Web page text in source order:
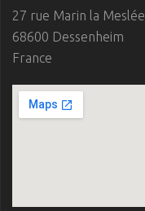
27 rue Marin la Meslée
68600 Dessenheim
France